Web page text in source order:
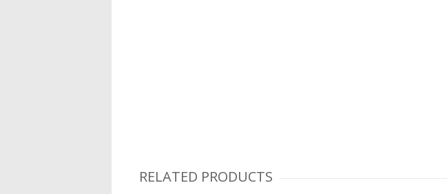
RELATED PRODUCTS